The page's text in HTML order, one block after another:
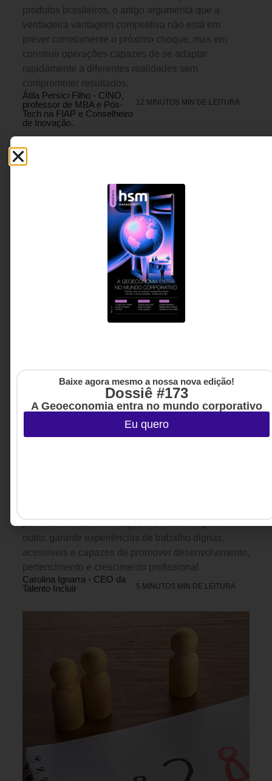
produtos brasileiros, o artigo argumenta que a
verdadeira vantagem competitiva não está em
prever corretamente o próximo choque, mas em
construir operações capazes de se adaptar
rapidamente a diferentes realidades sem
comprometer resultados.
Átila Persici Filho - CINO,
professor de MBA e Pós-
Tech na FIAP e Conselheiro
de Inovação.
12 MINUTOS MIN DE LEITURA
ARQUITETURA DE TRABALHO
6 DE AGOSTO DE 2026 08H00
pelo número de contratações. O desafio agora é
outro: garantir experiências de trabalho dignas,
acessíveis e capazes de promover desenvolvimento,
pertencimento e crescimento profissional.
Carolina Ignarra - CEO da
Talento Incluir
5 MINUTOS MIN DE LEITURA
Baixe agora mesmo a nossa nova edição!
Dossiê #173
A Geoeconomia entra no mundo corporativo
Eu quero